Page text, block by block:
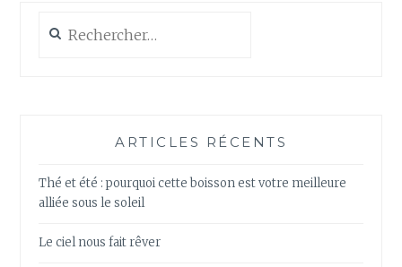
ARTICLES RÉCENTS
Thé et été : pourquoi cette boisson est votre meilleure
alliée sous le soleil
Le ciel nous fait rêver